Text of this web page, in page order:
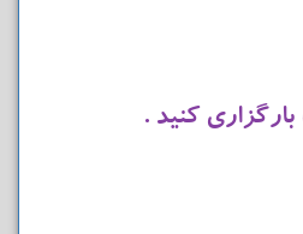
بارگزاری کنید .